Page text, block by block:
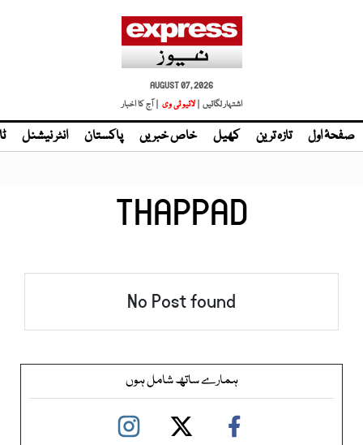
AUGUST 07, 2026
اشتہار لگائیں | لائیو ٹی وی | آج کا اخبار
صفحۂ اول تازہ ترین کھیل خاص خبریں پاکستان انٹر نیشنل
THAPPAD
No Post found
ہمارے ساتھ شامل ہوں